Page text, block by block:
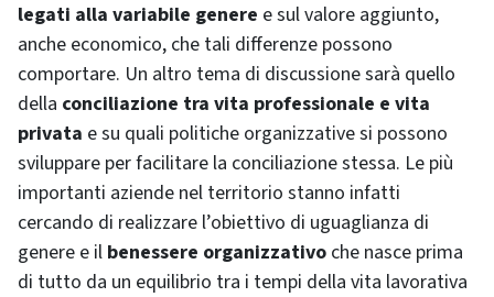
legati alla variabile genere e sul valore aggiunto,
anche economico, che tali differenze possono
comportare. Un altro tema di discussione sarà quello
della conciliazione tra vita professionale e vita
privata e su quali politiche organizzative si possono
sviluppare per facilitare la conciliazione stessa. Le più
importanti aziende nel territorio stanno infatti
cercando di realizzare l’obiettivo di uguaglianza di
genere e il benessere organizzativo che nasce prima
di tutto da un equilibrio tra i tempi della vita lavorativa